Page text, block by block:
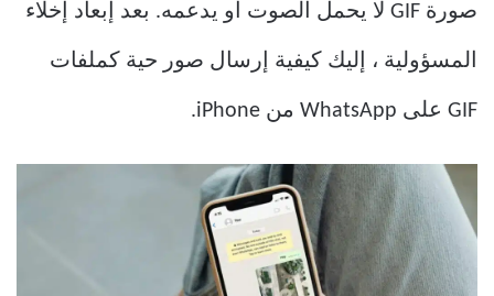
صورة GIF لا يحمل الصوت أو يدعمه. بعد إبعاد إخلاء
المسؤولية ، إليك كيفية إرسال صور حية كملفات
GIF على WhatsApp من iPhone.